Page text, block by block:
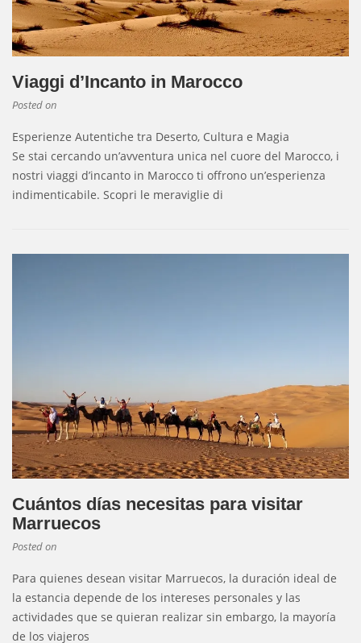
Viaggi d’Incanto in Marocco
Posted on
Esperienze Autentiche tra Deserto, Cultura e Magia
Se stai cercando un’avventura unica nel cuore del Marocco, i
nostri viaggi d’incanto in Marocco ti offrono un’esperienza
indimenticabile. Scopri le meraviglie di
Cuántos días necesitas para visitar
Marruecos
Posted on
Para quienes desean visitar Marruecos, la duración ideal de
la estancia depende de los intereses personales y las
actividades que se quieran realizar sin embargo, la mayoría
de los viajeros